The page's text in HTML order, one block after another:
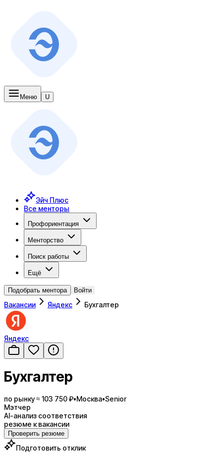
Меню U
Эйч Плюс
Все менторы
Профориентация
Менторство
Поиск работы
Ещё
Подобрать ментора Войти
Вакансии Яндекс Бухгалтер
Яндекс
Бухгалтер
по рынку ≈ 103 750 ₽•Москва•Senior
Мэтчер
AI-анализ соответствия
резюме к вакансии
Проверить резюме
Подготовить отклик